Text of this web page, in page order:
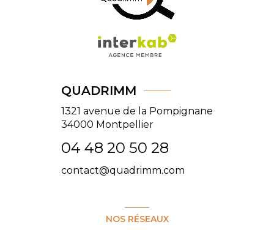
QUADRIMM
1321 avenue de la Pompignane
34000 Montpellier
04 48 20 50 28
contact@quadrimm.com
NOS RÉSEAUX